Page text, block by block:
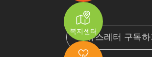
뉴스레터 구독
복지센터